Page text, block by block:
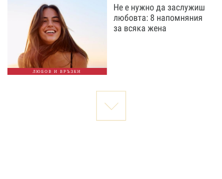
ЛЮБОВ И ВРЪЗКИ
Не е нужно да заслужиш
любовта: 8 напомняния
за всяка жена